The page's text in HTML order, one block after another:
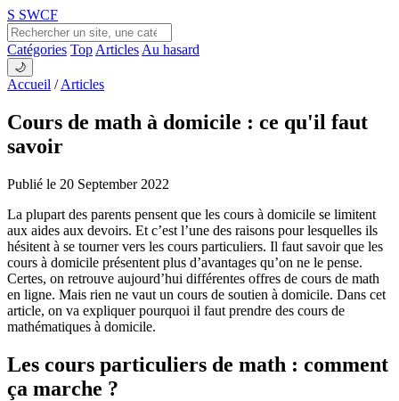
S SWCF
Catégories Top Articles Au hasard
🌙
Accueil /Articles
Cours de math à domicile : ce qu'il faut
savoir
Publié le 20 September 2022
La plupart des parents pensent que les cours à domicile se limitent
aux aides aux devoirs. Et c’est l’une des raisons pour lesquelles ils
hésitent à se tourner vers les cours particuliers. Il faut savoir que les
cours à domicile présentent plus d’avantages qu’on ne le pense.
Certes, on retrouve aujourd’hui différentes offres de cours de math
en ligne. Mais rien ne vaut un cours de soutien à domicile. Dans cet
article, on va expliquer pourquoi il faut prendre des cours de
mathématiques à domicile.
Les cours particuliers de math : comment
ça marche ?